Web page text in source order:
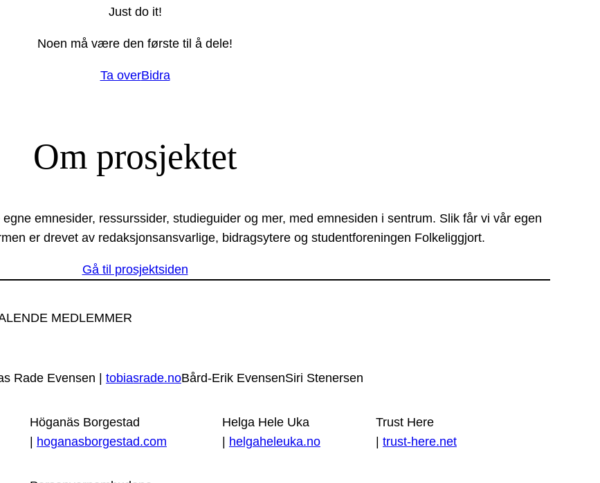
Just do it!
Noen må være den første til å dele!
Ta overBidra
Om prosjektet
emnesider, ressurssider, studieguider og mer, med emnesiden i sentrum. Slik får vi vår egen
er drevet av redaksjonsansvarlige, bidragsytere og studentforeningen Folkeliggjort.
Gå til prosjektsiden
MEDLEMMER
Rade Evensen | tobiasrade.noBård-Erik EvensenSiri Stenersen
Höganäs Borgestad
| hoganasborgestad.com
Helga Hele Uka
| helgaheleuka.no
Trust Here
| trust-here.net